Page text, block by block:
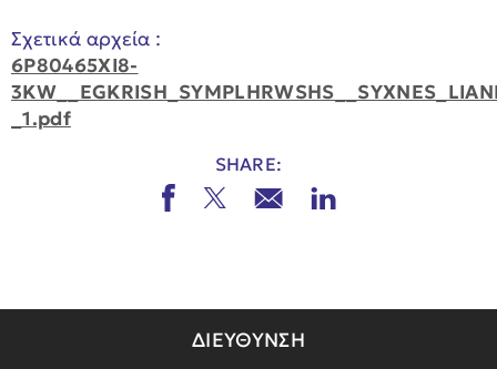
Σχετικά αρχεία :
6P80465XI8-
_1.pdf
SHARE:
ΔΙΕΥΘΥΝΣΗ